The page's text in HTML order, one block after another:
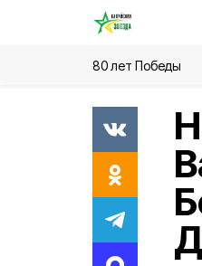
80 лет Победы